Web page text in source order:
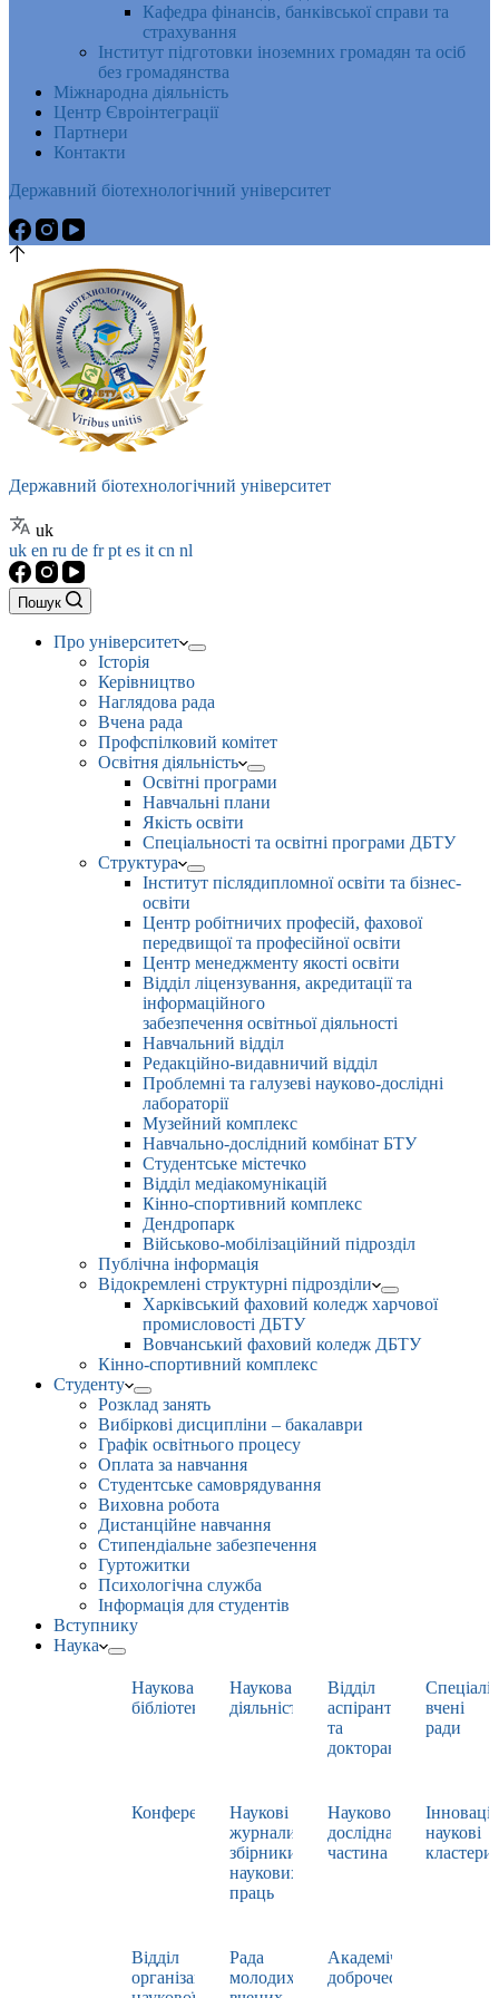
Кафедра фінансів, банківської справи та
страхування
Інститут підготовки іноземних громадян та осіб
без громадянства
Міжнародна діяльність
Центр Євроінтеграції
Партнери
Контакти
Державний біотехнологічний університет
Державний біотехнологічний університет
uk
uk en ru de frpt es it cn nl
Пошук
Про університет
Історія
Керівництво
Наглядова рада
Вчена рада
Профспілковий комітет
Освітня діяльність
Освітні програми
Навчальні плани
Якість освіти
Спеціальності та освітні програми ДБТУ
Структура
Інститут післядипломної освіти та бізнес-
освіти
Центр робітничих професій, фахової
передвищої та професійної освіти
Центр менеджменту якості освіти
Відділ ліцензування, акредитації та
інформаційного
забезпечення освітньої діяльності
Навчальний відділ
Редакційно-видавничий відділ
Проблемні та галузеві науково-дослідні
лабораторії
Музейний комплекс
Навчально-дослідний комбінат БТУ
Студентське містечко
Відділ медіакомунікацій
Кінно-спортивний комплекс
Дендропарк
Військово-мобілізаційний підрозділ
Публічна інформація
Відокремлені структурні підрозділи
Харківський фаховий коледж харчової
промисловості ДБТУ
Вовчанський фаховий коледж ДБТУ
Кінно-спортивний комплекс
Студенту
Розклад занять
Вибіркові дисципліни – бакалаври
Графік освітнього процесу
Оплата за навчання
Студентське самоврядування
Виховна робота
Дистанційне навчання
Стипендіальне забезпечення
Гуртожитки
Психологічна служба
Інформація для студентів
Вступнику
Наука
Наукова
бібліотека
Наукова
діяльність
Відділ
аспірантури
та
докторантури
вчені
ради
Конференції
Наукові
журнали,
збірники
наукових
праць
Науково-
дослідна
частина
наукові
кластери
Відділ
організації
Рада
молодих
Академічна
доброчесність